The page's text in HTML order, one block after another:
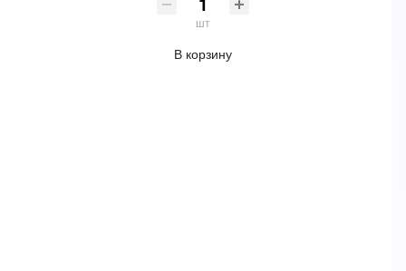
шт
В корзину